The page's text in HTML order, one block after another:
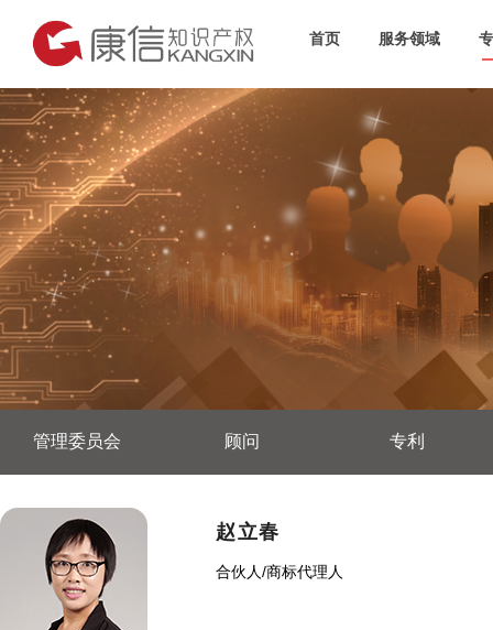
首页 服务领域
管理委员会 顾问 专利
赵立春
合伙人/商标代理人